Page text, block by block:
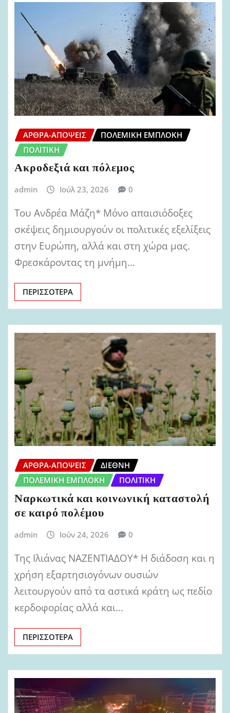
ΆΡΘΡΑ-ΑΠΌΨΕΙΣ
ΠΟΛΕΜΙΚΉ ΕΜΠΛΟΚΉ
ΠΟΛΙΤΙΚΉ
Ακροδεξιά και πόλεμος
admin Ιούλ 23, 2026 0
Του Ανδρέα Μάζη* Μόνο απαισιόδοξες
σκέψεις δημιουργούν οι πολιτικές εξελίξεις
στην Ευρώπη, αλλά και στη χώρα μας.
Φρεσκάροντας τη μνήμη…
ΠΕΡΙΣΣΌΤΕΡΑ
ΆΡΘΡΑ-ΑΠΌΨΕΙΣ
ΔΙΕΘΝΉ
ΠΟΛΕΜΙΚΉ ΕΜΠΛΟΚΉ
ΠΟΛΙΤΙΚΉ
Ναρκωτικά και κοινωνική καταστολή
σε καιρό πολέμου
admin Ιούν 24, 2026 0
Της Ιλιάνας ΝΑΖΕΝΤΙΑΔΟΥ* Η διάδοση και η
χρήση εξαρτησιογόνων ουσιών
λειτουργούν από τα αστικά κράτη ως πεδίο
κερδοφορίας αλλά και…
ΠΕΡΙΣΣΌΤΕΡΑ